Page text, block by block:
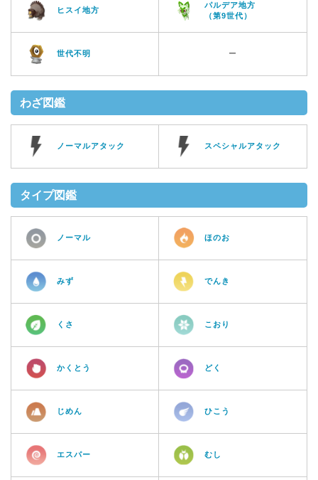
ヒスイ地方
パルデア地方
（第9世代）
世代不明 ー
わざ図鑑
ノーマルアタック スペシャルアタック
タイプ図鑑
ノーマル ほのお
みず でんき
くさ こおり
かくとう どく
じめん ひこう
エスパー むし